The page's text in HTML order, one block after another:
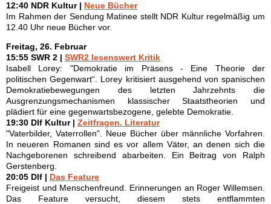
12:40 NDR Kultur | Neue Bücher
Im Rahmen der Sendung Matinee stellt NDR Kultur regelmäßig um
12.40 Uhr neue Bücher vor.
Freitag, 26. Februar
15:55 SWR 2 | SWR2 lesenswert Kritik
Isabell Lorey: "Demokratie im Präsens - Eine Theorie der
politischen Gegenwart“. Lorey kritisiert ausgehend von spanischen
Demokratiebewegungen des letzten Jahrzehnts die
Ausgrenzungsmechanismen klassischer Staatstheorien und
plädiert für eine gegenwartsbezogene, gelebte Demokratie.
19:30 Dlf Kultur | Zeitfragen. Literatur
"Vaterbilder, Vaterrollen". Neue Bücher über männliche Vorfahren.
In neueren Romanen sind es vor allem Väter, an denen sich die
Nachgeborenen schreibend abarbeiten. Ein Beitrag von Ralph
Gerstenberg.
20:05 Dlf | Das Feature
Freigeist und Menschenfreund. Erinnerungen an Roger Willemsen.
Das Feature versucht, diesem stets entflammten